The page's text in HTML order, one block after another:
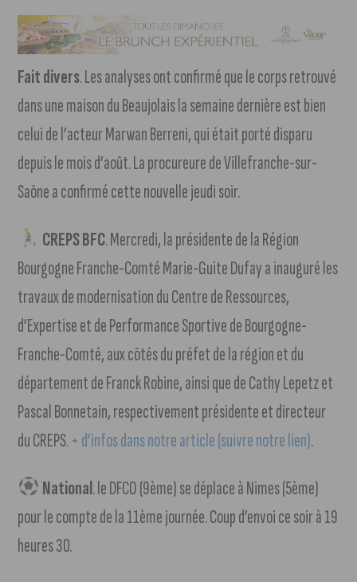
Fait divers. Les analyses ont confirmé que le corps retrouvé
dans une maison du Beaujolais la semaine dernière est bien
celui de l’acteur Marwan Berreni, qui était porté disparu
depuis le mois d’août. La procureure de Villefranche-sur-
Saône a confirmé cette nouvelle jeudi soir.
CREPS BFC. Mercredi, la présidente de la Région
Bourgogne Franche-Comté Marie-Guite Dufay a inauguré les
travaux de modernisation du Centre de Ressources,
d’Expertise et de Performance Sportive de Bourgogne-
Franche-Comté, aux côtés du préfet de la région et du
département de Franck Robine, ainsi que de Cathy Lepetz et
Pascal Bonnetain, respectivement présidente et directeur
du CREPS.+ d’infos dans notre article (suivre notre lien).
National. le DFCO (9ème) se déplace à Nimes (5ème)
pour le compte de la 11ème journée. Coup d’envoi ce soir à 19
heures 30.